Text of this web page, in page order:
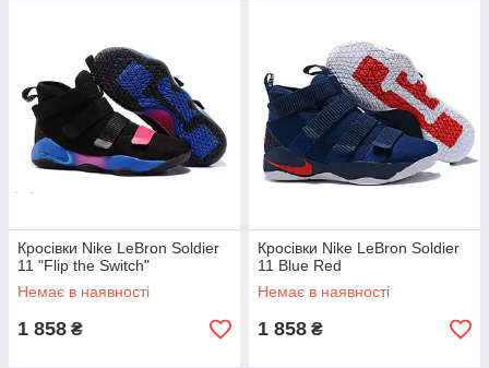
Кросівки Nike LeBron Soldier
11 "Flip the Switch"
Немає в наявності
1 858 ₴
Кросівки Nike LeBron Soldier
11 Blue Red
Немає в наявності
1 858 ₴